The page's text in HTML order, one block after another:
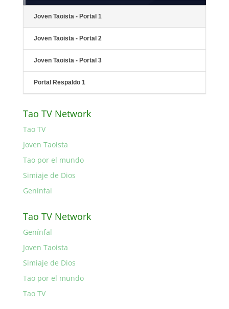
Joven Taoista - Portal 1
Joven Taoista - Portal 2
Joven Taoista - Portal 3
Portal Respaldo 1
Tao TV Network
Tao TV
Joven Taoista
Tao por el mundo
Simiaje de Dios
Genínfal
Tao TV Network
Genínfal
Joven Taoista
Simiaje de Dios
Tao por el mundo
Tao TV